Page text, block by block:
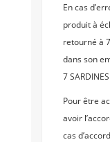
En cas
produit à
retourné à
dans son
7
Pour être
avoir
cas